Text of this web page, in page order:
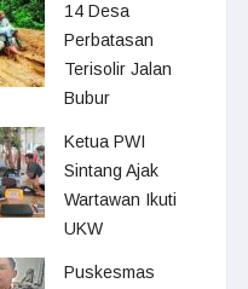
14 Desa
Perbatasan
Terisolir Jalan
Bubur
Ketua PWI
Sintang Ajak
Wartawan Ikuti
UKW
Puskesmas